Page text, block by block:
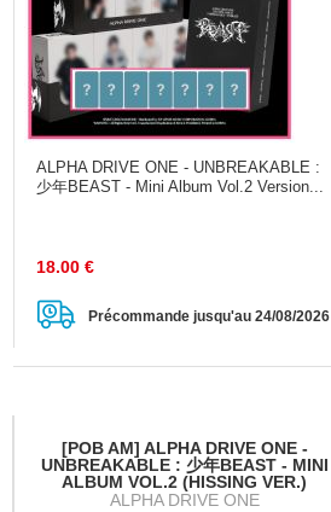
ALPHA DRIVE ONE - UNBREAKABLE :
少年BEAST - Mini Album Vol.2 Version...
18.00 €
Précommande jusqu'au 24/08/2026
[POB AM] ALPHA DRIVE ONE -
UNBREAKABLE : 少年BEAST - MINI
ALBUM VOL.2 (HISSING VER.)
ALPHA DRIVE ONE